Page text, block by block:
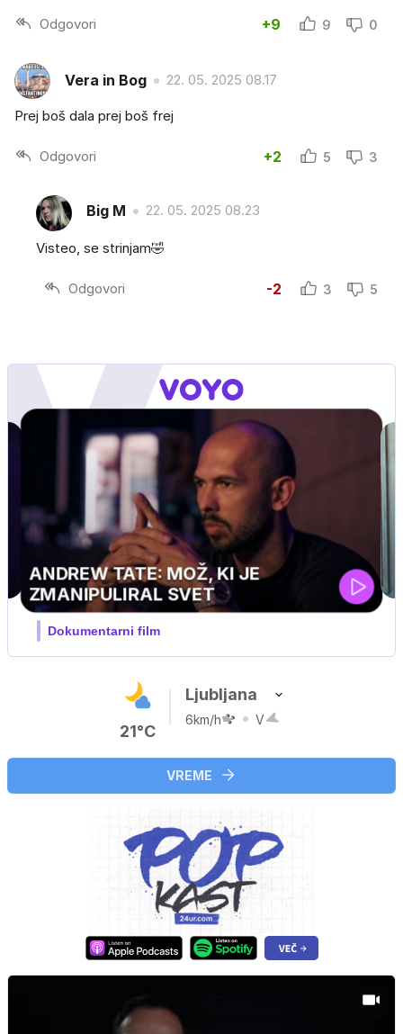
Odgovori +9 9 0
Vera in Bog 22. 05. 2025 08.17
Prej boš dala prej boš frej
Odgovori +2 5 3
Big M 22. 05. 2025 08.23
Visteo, se strinjam🤣
Odgovori -2 3 5
PRIJATELJ PINGVIN
meseca / družinski, pustolovski
21°C
Ljubljana
6km/h V
VREME